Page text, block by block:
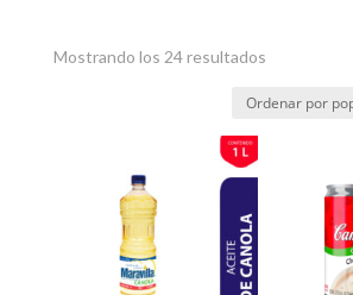
Mostrando los 24 resultadosOrdenado
popularidad